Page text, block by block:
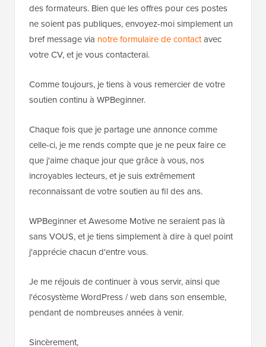
des formateurs. Bien que les offres pour ces postes
ne soient pas publiques, envoyez-moi simplement un
bref message via notre formulaire de contactavec
votre CV, et je vous contacterai.
Comme toujours, je tiens à vous remercier de votre
soutien continu à WPBeginner.
Chaque fois que je partage une annonce comme
celle-ci, je me rends compte que je ne peux faire ce
que j'aime chaque jour que grâce à vous, nos
incroyables lecteurs, et je suis extrêmement
reconnaissant de votre soutien au fil des ans.
WPBeginner et Awesome Motive ne seraient pas là
sans VOUS, et je tiens simplement à dire à quel point
j'apprécie chacun d'entre vous.
Je me réjouis de continuer à vous servir, ainsi que
l'écosystème WordPress / web dans son ensemble,
pendant de nombreuses années à venir.
Sincèrement,